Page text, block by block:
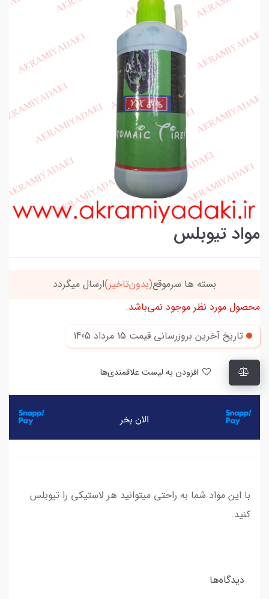
مواد تیوبلس
بسته ها سرموقع(بدون‌تاخیر)ارسال میگردد
محصول مورد نظر موجود نمی‌باشد.
تاریخ آخرین بروزرسانی قیمت 15 مرداد 1405
با این مواد شما به راحتی میتوانید هر لاستیکی را تیوبلس
کنید.
دیدگاه‌ها